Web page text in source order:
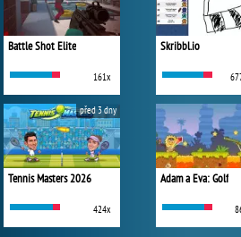
Battle Shot Elite
161x
Tennis Masters 2026
424x
před 3 dny
Skribbl.io
Adam a Eva: Golf